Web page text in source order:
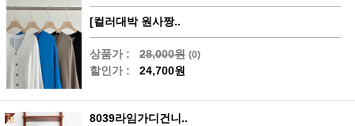
[컬러대박 원사짱..
상품가 : 28,000원 (0)
할인가 : 24,700원
8039라임가디건니..